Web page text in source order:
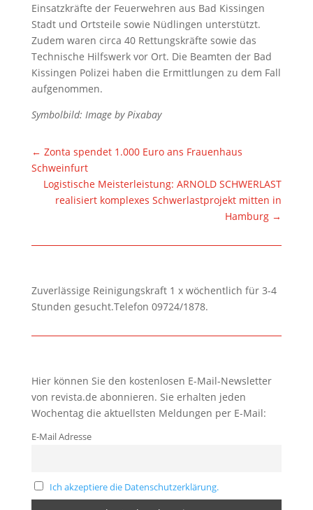
Einsatzkräfte der Feuerwehren aus Bad Kissingen
Stadt und Ortsteile sowie Nüdlingen unterstützt.
Zudem waren circa 40 Rettungskräfte sowie das
Technische Hilfswerk vor Ort. Die Beamten der Bad
Kissingen Polizei haben die Ermittlungen zu dem Fall
aufgenommen.
Symbolbild: Image by Pixabay
← Zonta spendet 1.000 Euro ans Frauenhaus
Schweinfurt
Logistische Meisterleistung: ARNOLD SCHWERLAST
realisiert komplexes Schwerlastprojekt mitten in
Hamburg →
Zuverlässige Reinigungskraft 1 x wöchentlich für 3-4
Stunden gesucht.Telefon 09724/1878.
Hier können Sie den kostenlosen E-Mail-Newsletter
von revista.de abonnieren. Sie erhalten jeden
Wochentag die aktuellsten Meldungen per E-Mail:
E-Mail Adresse
Ich akzeptiere die Datenschutzerklärung.